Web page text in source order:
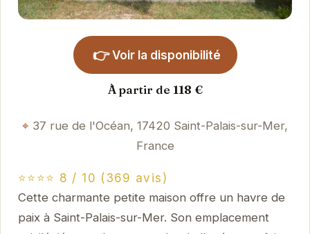
👉 Voir la disponibilité
À partir de 118 €
37 rue de l'Océan, 17420 Saint-Palais-sur-Mer,
France
⭐⭐⭐⭐ 8 / 10 (369 avis)
Cette charmante petite maison offre un havre de
paix à Saint-Palais-sur-Mer. Son emplacement